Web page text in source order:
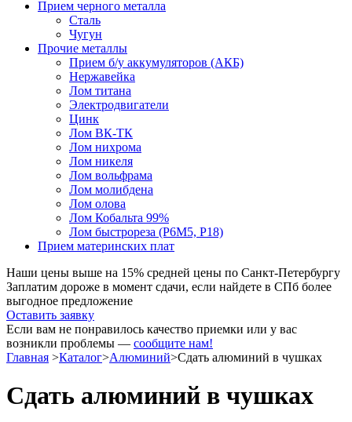
Прием черного металла
Сталь
Чугун
Прочие металлы
Прием б/у аккумуляторов (АКБ)
Нержавейка
Лом титана
Электродвигатели
Цинк
Лом ВК-ТК
Лом нихрома
Лом никеля
Лом вольфрама
Лом молибдена
Лом олова
Лом Кобальта 99%
Лом быстрореза (Р6М5, Р18)
Прием материнских плат
Наши цены выше на 15% средней цены по Санкт-Петербургу
Заплатим дороже в момент сдачи, если найдете в СПб более
выгодное предложение
Оставить заявку
Если вам не понравилось качество приемки или у вас
возникли проблемы — сообщите нам!
Главная >Каталог>Алюминий>Сдать алюминий в чушках
Сдать алюминий в чушках